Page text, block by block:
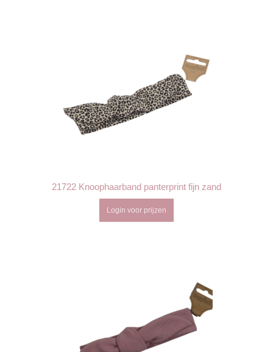
21722 Knoophaarband panterprint fijn zand
Login voor prijzen